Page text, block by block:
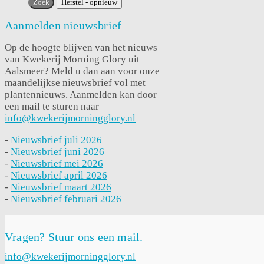
Aanmelden nieuwsbrief
Op de hoogte blijven van het nieuws
van Kwekerij Morning Glory uit
Aalsmeer? Meld u dan aan voor onze
maandelijkse nieuwsbrief vol met
plantennieuws. Aanmelden kan door
een mail te sturen naar
info@kwekerijmorningglory.nl
- Nieuwsbrief juli 2026
- Nieuwsbrief juni 2026
- Nieuwsbrief mei 2026
- Nieuwsbrief april 2026
- Nieuwsbrief maart 2026
- Nieuwsbrief februari 2026
Vragen? Stuur ons een mail.
info@kwekerijmorningglory.nl